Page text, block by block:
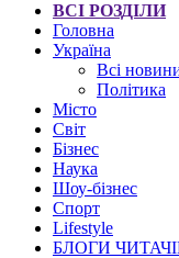
ВСІ РОЗДІЛИ
Головна
Україна
Всі
Політика
Місто
Світ
Бізнес
Наука
Шоу-бізнес
Спорт
Lifestyle
БЛОГИ